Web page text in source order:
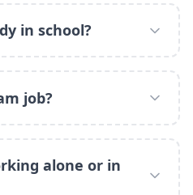
in school?
job?
alone or in